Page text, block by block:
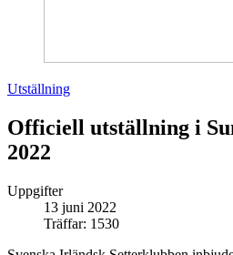
Utställning
Officiell utställning i
2022
Uppgifter
13 juni 2022
Träffar: 1530